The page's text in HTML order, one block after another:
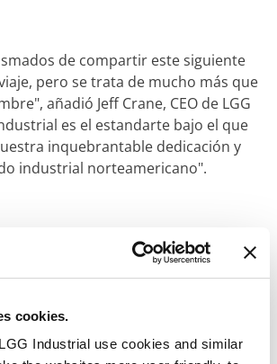
cookies.
Industrial use cookies and similar
de compartir este siguiente
pero se trata de mucho más que
añadió Jeff Crane, CEO de LGG
es el estandarte bajo el que
inquebrantable dedicación y
industrial norteamericano".
sobre LGG Industrial y saber
puede mejorar la eficiencia
www.lggindustrial.com.